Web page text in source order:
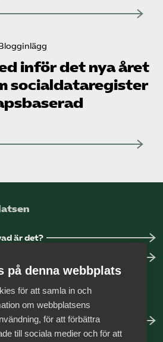
inför det nya året
socialdataregister
är det?
på denna webbplats
för att samla in och
om webbplatsens
för att förbättra
till sociala medier och för att